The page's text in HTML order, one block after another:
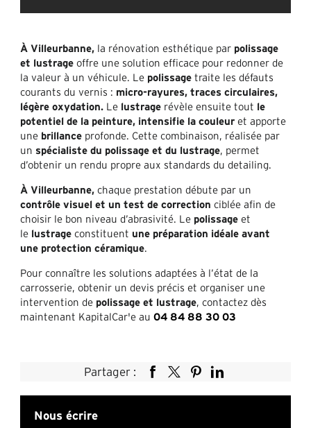
À Villeurbanne, la rénovation esthétique par polissage
et lustrage offre une solution efficace pour redonner de
la valeur à un véhicule. Le polissage traite les défauts
courants du vernis : micro-rayures, traces circulaires,
légère oxydation. Le lustrage révèle ensuite tout le
potentiel de la peinture, intensifie la couleur et apporte
une brillance profonde. Cette combinaison, réalisée par
un spécialiste du polissage et du lustrage, permet
d’obtenir un rendu propre aux standards du detailing.
À Villeurbanne,chaque prestation débute par un
contrôle visuel et un test de correction ciblée afin de
choisir le bon niveau d’abrasivité. Le polissage et
le lustrage constituent une préparation idéale avant
une protection céramique.
Pour connaître les solutions adaptées à l’état de la
carrosserie, obtenir un devis précis et organiser une
intervention de polissage et lustrage, contactez dès
maintenant KapitalCar'e au04 84 88 30 03
Partager :
Nous écrire